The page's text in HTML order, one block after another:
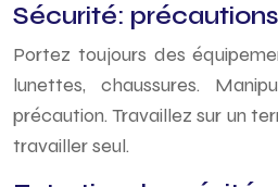
Sécurité:
Portez toujours des
lunettes, chaussures.
précaution. Travaillez sur un
travailler seul.